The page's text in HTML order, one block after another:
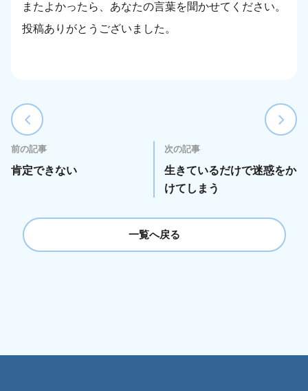
またよかったら、あなたの言葉を聞かせてください。
投稿ありがとうございました。
前の記事
肯定できない
次の記事
生きているだけで迷惑をか
けてしまう
一覧へ戻る